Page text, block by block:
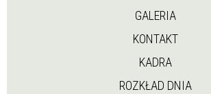
GALERIA
KONTAKT
KADRA
ROZKŁAD DNIA